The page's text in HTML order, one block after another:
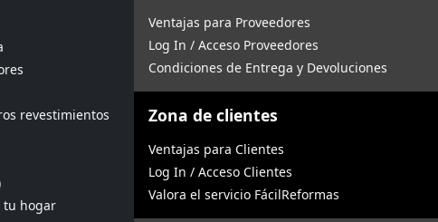
revestimientos
tu hogar
Ventajas para Proveedores
Log In / Acceso Proveedores
Condiciones de Entrega y Devoluciones
Zona de clientes
Ventajas para Clientes
Log In / Acceso Clientes
Valora el servicio FácilReformas